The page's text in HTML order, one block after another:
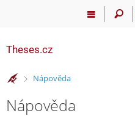
Theses.cz
>Nápověda
Nápověda